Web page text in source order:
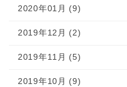
2020年01月 (9)
2019年12月 (2)
2019年11月 (5)
2019年10月 (9)